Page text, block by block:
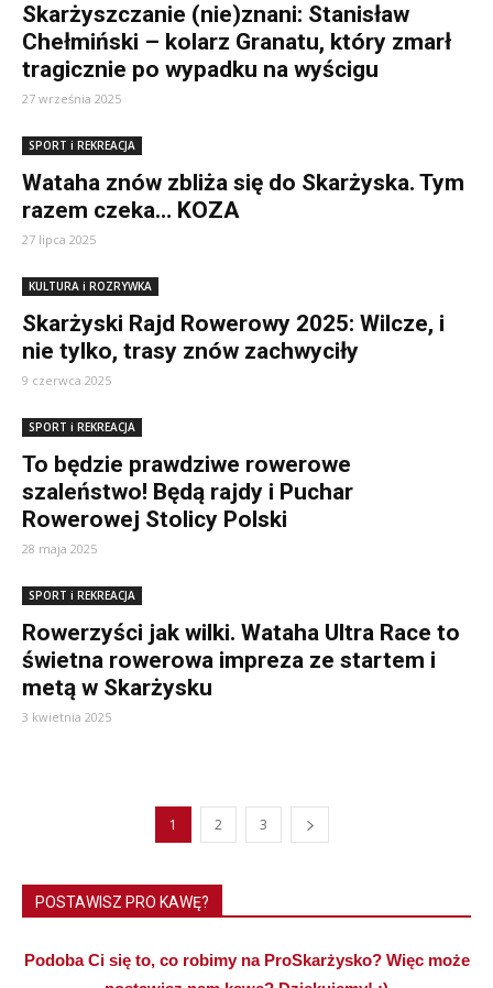
Skarżyszczanie (nie)znani: Stanisław
Chełmiński – kolarz Granatu, który zmarł
tragicznie po wypadku na wyścigu
27 września 2025
SPORT i REKREACJA
Wataha znów zbliża się do Skarżyska. Tym
razem czeka… KOZA
27 lipca 2025
KULTURA i ROZRYWKA
Skarżyski Rajd Rowerowy 2025: Wilcze, i
nie tylko, trasy znów zachwyciły
9 czerwca 2025
SPORT i REKREACJA
To będzie prawdziwe rowerowe
szaleństwo! Będą rajdy i Puchar
Rowerowej Stolicy Polski
28 maja 2025
SPORT i REKREACJA
Rowerzyści jak wilki. Wataha Ultra Race to
świetna rowerowa impreza ze startem i
metą w Skarżysku
3 kwietnia 2025
1 2 3
POSTAWISZ PRO KAWĘ?
Podoba Ci się to, co robimy na ProSkarżysko? Więc może